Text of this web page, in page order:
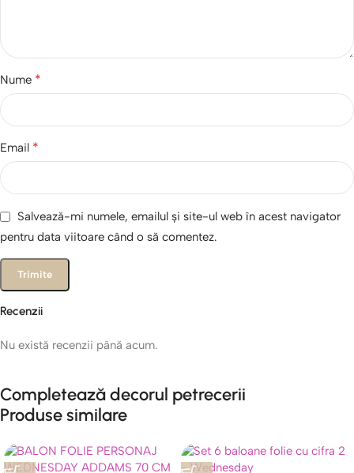
Recenzii
Nu există recenzii până acum.
Nume *
Email *
Salvează-mi numele, emailul și site-ul web în acest navigator
pentru data viitoare când o să comentez.
Completează decorul petrecerii
Produse similare